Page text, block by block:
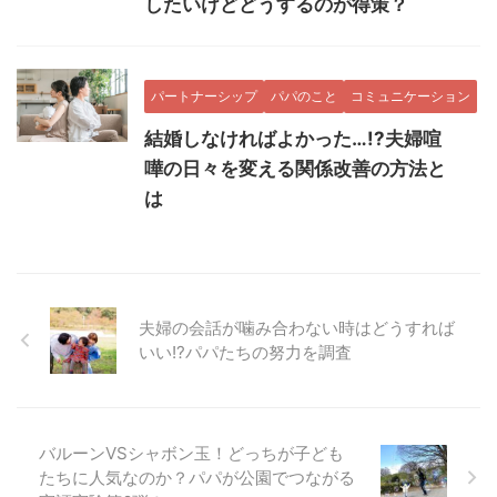
パートナーシップ パパのこと コミュニケーション
結婚しなければよかった…!?夫婦喧
嘩の日々を変える関係改善の方法と
は
夫婦の会話が噛み合わない時はどうすれば
いい!?パパたちの努力を調査
バルーンVSシャボン玉！どっちが子ども
たちに人気なのか？パパが公園でつながる